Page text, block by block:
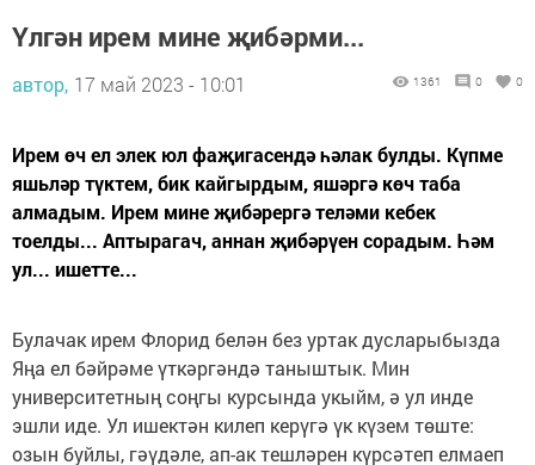
Үлгән ирем мине җибәрми...
автор, 17 май 2023 - 10:01 1361 0 0
Ирем өч ел элек юл фаҗигасендә һәлак булды. Күпме
яшьләр түктем, бик кайгырдым, яшәргә көч таба
алмадым. Ирем мине җибәрергә теләми кебек
тоелды... Аптырагач, аннан җибәрүен сорадым. Һәм
ул... ишетте...
Булачак ирем Флорид белән без уртак дусларыбызда
Яңа ел бәйрәме үткәргәндә таныштык. Мин
университетның соңгы курсында укыйм, ә ул инде
эшли иде. Ул ишектән килеп керүгә үк күзем төште:
озын буйлы, гәүдәле, ап-ак тешләрен күрсәтеп елмаеп